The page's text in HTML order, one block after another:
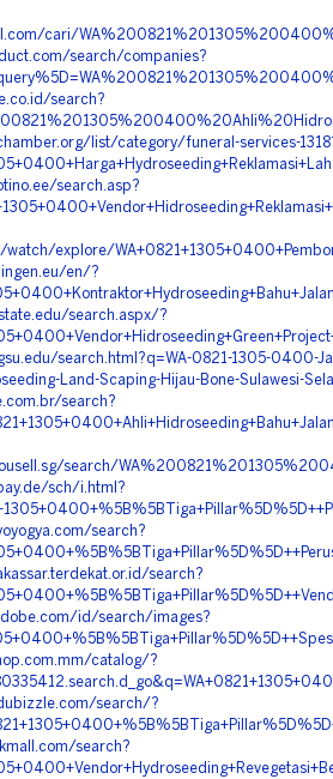
cari/
search/companies?
search?
list/category/funeral-services-
search.asp?
explore/
en/?
search.aspx/?
search.html?q=WA-0821-1305-0400-
Land-Scaping-Hijau-Bone-Sulawesi-
search?
search/
sch/i.html?
search?
search?
id/search/images?
catalog/?
search/?
search?